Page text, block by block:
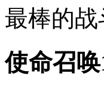
最棒的战
使命召